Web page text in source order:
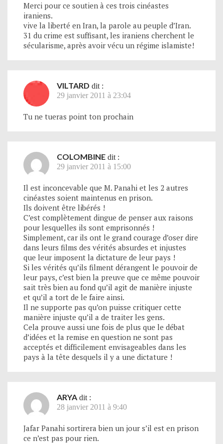
Merci pour ce soutien à ces trois cinéastes
iraniens.
vive la liberté en Iran, la parole au peuple d’Iran.
31 du crime est suffisant, les iraniens cherchent le
sécularisme, après avoir vécu un régime islamiste!
VILTARD dit :
29 janvier 2011 à 23:04
Tu ne tueras point ton prochain
COLOMBINE dit :
29 janvier 2011 à 15:00
Il est inconcevable que M. Panahi et les 2 autres
cinéastes soient maintenus en prison.
Ils doivent être libérés !
C’est complètement dingue de penser aux raisons
pour lesquelles ils sont emprisonnés !
Simplement, car ils ont le grand courage d’oser dire
dans leurs films des vérités absurdes et injustes
que leur imposent la dictature de leur pays !
Si les vérités qu’ils filment dérangent le pouvoir de
leur pays, c’est bien la preuve que ce même pouvoir
sait très bien au fond qu’il agit de manière injuste
et qu’il a tort de le faire ainsi.
Il ne supporte pas qu’on puisse critiquer cette
manière injuste qu’il a de traiter les gens.
Cela prouve aussi une fois de plus que le débat
d’idées et la remise en question ne sont pas
acceptés et difficilement envisageables dans les
pays à la tête desquels il y a une dictature !
ARYA dit :
28 janvier 2011 à 9:40
Jafar Panahi sortirera bien un jour s’il est en prison
ce n’est pas pour rien.